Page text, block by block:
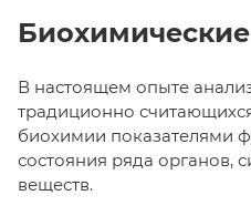
В настоящем опыте
традиционно
биохимии показателями
состояния ряда органов,
веществ.